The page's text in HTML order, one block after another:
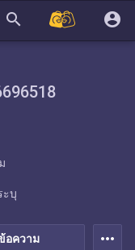
search account_circle
อความ
ะบุ
more_horiz